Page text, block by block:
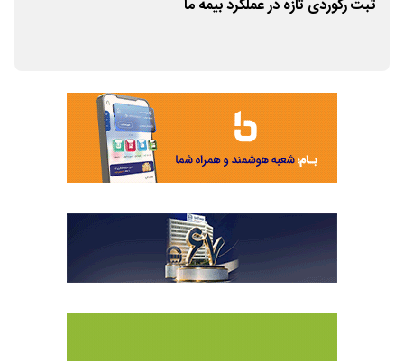
ثبت رکوردی تازه در عملکرد بیمه ما